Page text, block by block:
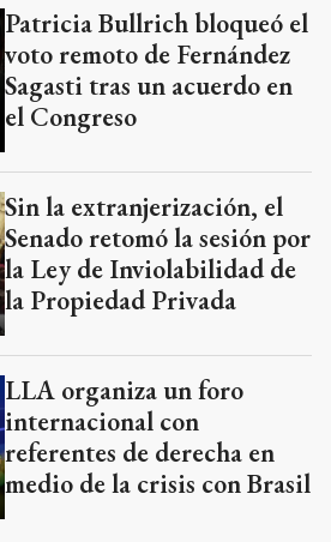
Patricia Bullrich bloqueó el
voto remoto de Fernández
Sagasti tras un acuerdo en
el Congreso
Sin la extranjerización, el
Senado retomó la sesión por
la Ley de Inviolabilidad de
la Propiedad Privada
LLA organiza un foro
internacional con
referentes de derecha en
medio de la crisis con Brasil